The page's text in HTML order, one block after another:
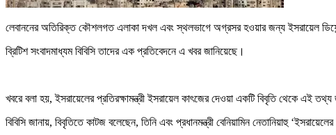
লেবাননের অতিরিক্ত কৌশলগত এলাকা দখল এবং স্থলভাগে অগ্রসর হওয়ার জন্য ইসরায়েল
ব্রিটিশ সংবাদমাধ্যম বিবিসি তাদের এক প্রতিবেদনে এ খবর জানিয়েছে।
খবরে বলা হয়, ইসরায়েলের প্রতিরক্ষামন্ত্রী ইসরায়েল কাৎজের দেওয়া একটি বিবৃতি থেকে এই তথ্য
বিবিসি জানায়, বিবৃতিতে কাটজ বলেছেন, তিনি এবং প্রধানমন্ত্রী বেনিয়ামিন নেতানিয়াহু